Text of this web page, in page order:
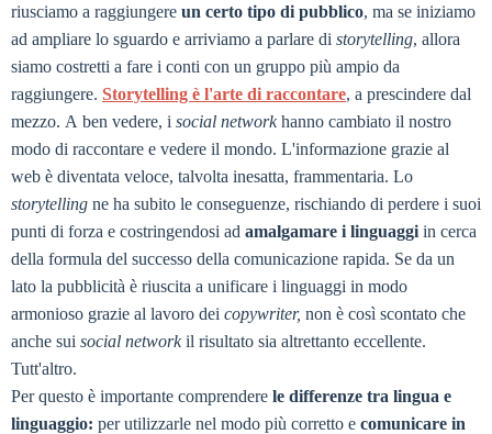
riusciamo a raggiungere un certo tipo di pubblico, ma se iniziamo
ad ampliare lo sguardo e arriviamo a parlare di storytelling, allora
siamo costretti a fare i conti con un gruppo più ampio da
raggiungere. Storytelling è l'arte di raccontare, a prescindere dal
mezzo. A ben vedere, i social networkhanno cambiato il nostro
modo di raccontare e vedere il mondo. L'informazione grazie al
web è diventata veloce, talvolta inesatta, frammentaria. Lo
storytelling ne ha subito le conseguenze, rischiando di perdere i suoi
punti di forza e costringendosi ad amalgamare i linguaggi in cerca
della formula del successo della comunicazione rapida. Se da un
lato la pubblicità è riuscita a unificare i linguaggi in modo
armonioso grazie al lavoro dei copywriter, non è così scontato che
anche sui social networkil risultato sia altrettanto eccellente.
Tutt'altro.
Per questo è importante comprendere le differenze tra lingua e
linguaggio: per utilizzarle nel modo più corretto e comunicare in